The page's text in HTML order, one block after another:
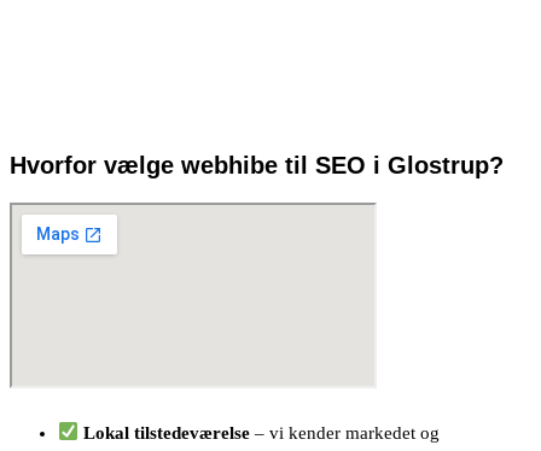
Hvorfor vælge webhibe til SEO i Glostrup?
Lokal tilstedeværelse – vi kender markedet og